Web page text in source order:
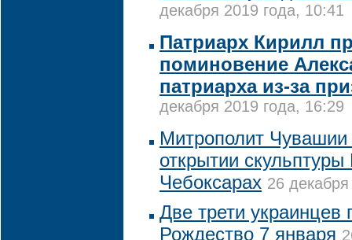
декабря 2019 года, 10:41
Патриарх Кирилл
поминовение
патриарха из-за
декабря 2019 года, 16:29
Митрополит Чувашии
открытии
Чебоксарах 26
Две трети украинцев
Рождество 7 января